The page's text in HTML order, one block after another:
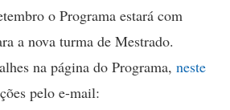
o Programa estará com
a nova turma de Mestrado.
na página do Programa, neste
pelo e-mail: